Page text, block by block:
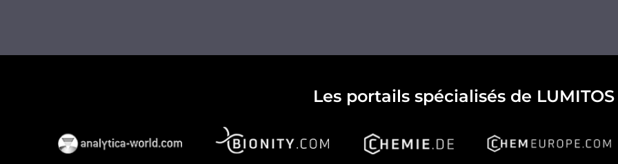
Les portails spécialisés de LUMITOS